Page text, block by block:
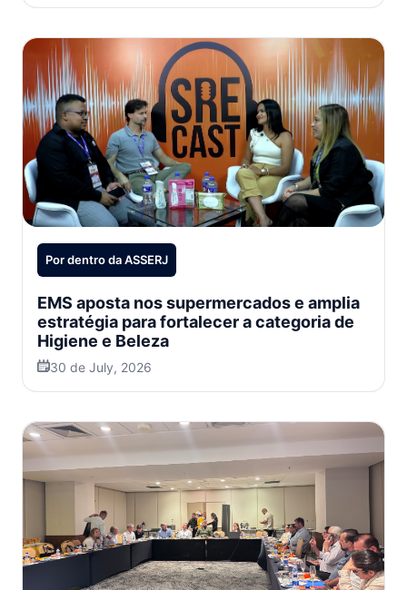
Por dentro da ASSERJ
EMS aposta nos supermercados e amplia
estratégia para fortalecer a categoria de
Higiene e Beleza
30 de July, 2026